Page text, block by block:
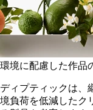
環境に配慮した作品
ディプティックは、
境負荷を低減した​ク